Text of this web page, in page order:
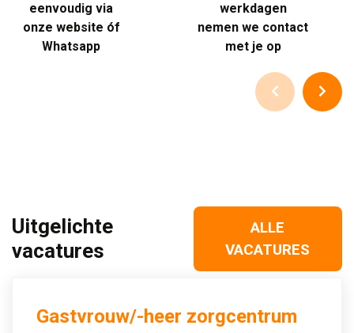
eenvoudig via
onze website óf
Whatsapp
werkdagen
nemen we contact
met je op
Uitgelichte
vacatures
ALLE
VACATURES
Gastvrouw/-heer zorgcentrum